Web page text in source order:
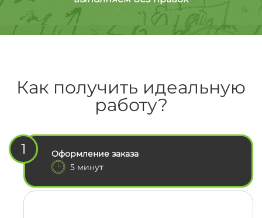
Как получить идеальную
работу?
1
Оформление заказа
5 минут